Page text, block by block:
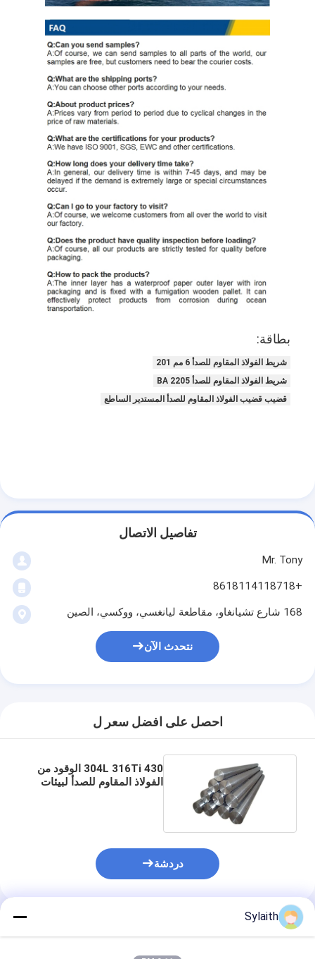
بطاقة:
شريط الفولاذ المقاوم للصدأ 6 مم 201
شريط الفولاذ المقاوم للصدأ BA 2205
قضيب قضيب الفولاذ المقاوم للصدأ المستدير الساطع
تفاصيل الاتصال
Mr. Tony
+8618114118718
168 شارع تشيانغاو، مقاطعة ليانغسي، ووكسي، الصين
نتحدث الآن
احصل على افضل سعر ل
304L 316Ti 430 الوقود من
الفولاذ المقاوم للصدأ لبيئات
دردشة
المنتجات الموصى بها
Sylaith